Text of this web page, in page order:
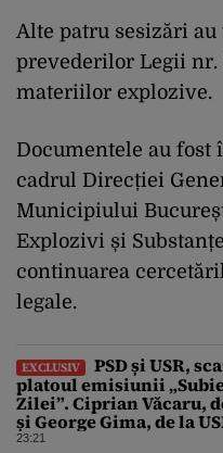
Alte patru sesizări
prevederilor Legii nr.
materiilor explozive.
Documentele au
cadrul Direcției
Municipiului
Explozivi și
continuarea
legale.
EXCLUSIV
PSD și USR,
platoul emisiunii
Zilei”. Ciprian Văcaru,
și George Gima, de la
ceartă din cauza
23:21